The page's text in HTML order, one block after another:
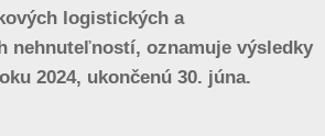
logistických a
nehnuteľností, oznamuje výsledky
2024, ukončenú 30. júna.